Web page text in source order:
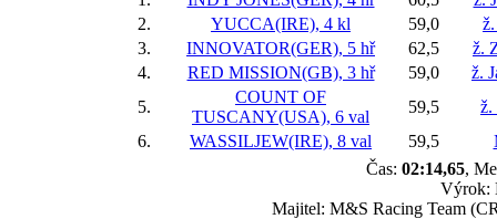
2.
YUCCA(IRE), 4 kl 59,0
3.
INNOVATOR(GER), 5 hř 62,5
ž.
4.
RED MISSION(GB), 3 hř 59,0
ž.
5.
COUNT OF
TUSCANY(USA), 6 val
59,5
ž.
6.
WASSILJEW(IRE), 8 val 59,5
Čas: 02:14,65,
Výrok:
Majitel: M&S Racing Team